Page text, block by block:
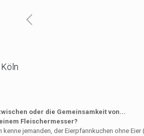
oder die Gemeinsamkeit von...
Fleischermesser?
kenne jemanden, der Eierpfannkuchen ohne